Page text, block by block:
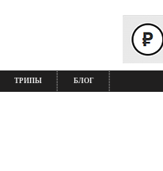
ТРИПЫ БЛОГ